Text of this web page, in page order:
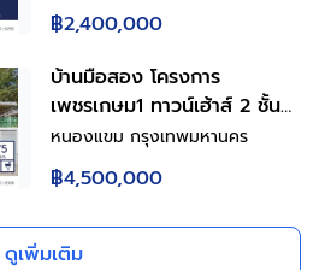
113 ตร.ม. 3 ห้องนอน 3
ห้องน้ำ จอดรถ 2 คัน ทำเล
ราชพฤกษ์ ใกล้ห้าง โรง
พยาบาล โรงเรียน
฿2,400,000
บ้านมือสอง โครงการ
เพชรเกษม1 ทาวน์เฮ้าส์ 2 ชั้น
พื้นที่ใช้สอย 180 ตร.ม. 3 ห้อง
นอน 3 ห้องน้ำ จอดรถ 2 คัน
ทำเลเพชรเกษม เดินทางเข้า
เมืองสะดวก ใกล้ห้าง โรง
พยาบาล โรงเรียน
หนองแขม กรุงเทพมหานคร
฿4,500,000
ดูเพิ่มเติม